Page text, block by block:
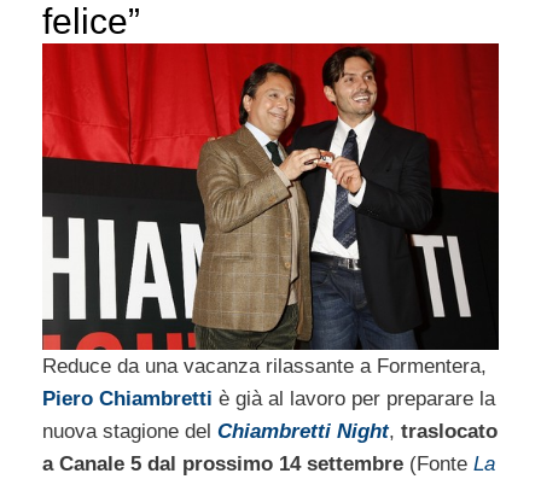
felice”
Reduce da una vacanza rilassante a Formentera,
Piero Chiambretti è già al lavoro per preparare la
nuova stagione del Chiambretti Night, traslocato
a Canale 5 dal prossimo 14 settembre (Fonte La